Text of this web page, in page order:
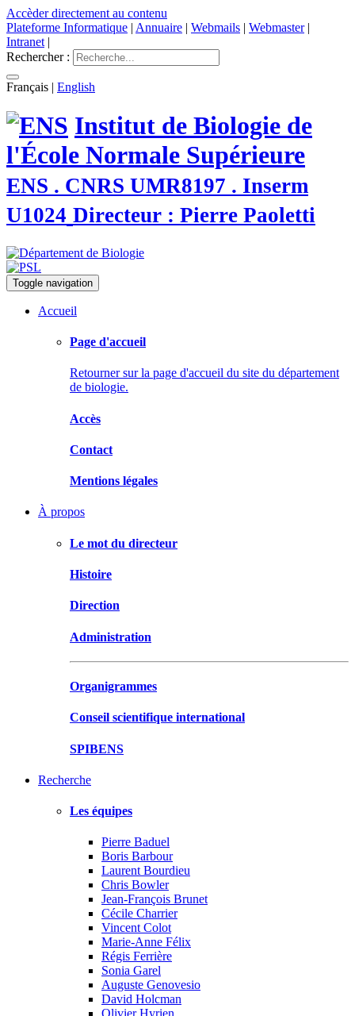
Accèder directement au contenu
Plateforme Informatique | Annuaire | Webmails | Webmaster|
Intranet |
Rechercher :
Français | English
Institut de Biologie de
l'École Normale Supérieure
ENS . CNRS UMR8197 . Inserm
U1024 Directeur : Pierre Paoletti
Toggle navigation
Accueil
Page d'accueil
Retourner sur la page d'accueil du site du département
de biologie.
Accès
Contact
Mentions légales
À propos
Le mot du directeur
Histoire
Direction
Administration
Organigrammes
Conseil scientifique international
SPIBENS
Recherche
Les équipes
Pierre Baduel
Boris Barbour
Laurent Bourdieu
Chris Bowler
Jean-François Brunet
Cécile Charrier
Vincent Colot
Marie-Anne Félix
Régis Ferrière
Sonia Garel
Auguste Genovesio
David Holcman